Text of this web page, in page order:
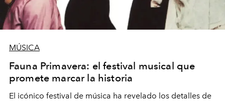
MÚSICA
Fauna Primavera: el festival musical que
promete marcar la historia
El icónico festival de música ha revelado los detalles de